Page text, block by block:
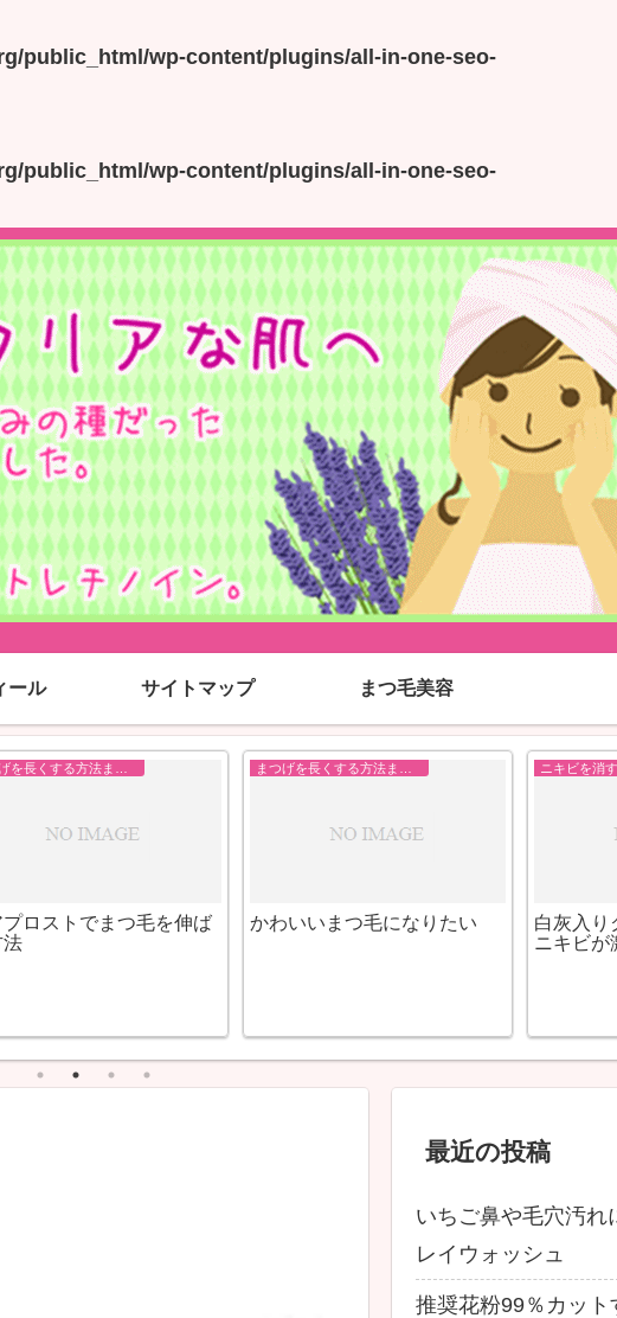
public_html/wp-content/plugins/all-in-one-seo-
public_html/wp-content/plugins/all-in-one-seo-
ール サイトマップ まつ毛美容
プロストでまつ毛を伸ば
法
かわいいまつ毛になりたい
ニキビを消
白灰入り
ニキビが
最近の投稿
いちご鼻や毛穴汚れ
レイウォッシュ
推奨花粉99％カッ